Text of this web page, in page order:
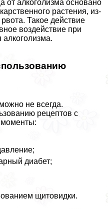
от алкоголизма основано
растения, из-
Такое действие
воздействие при
алкоголизма.
не всегда.
рецептов с
диабет;
щитовидки.